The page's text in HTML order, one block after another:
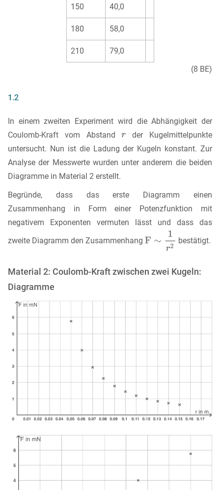
150 40,0
180 58,0
210
79,0
(8 BE)
1.2
In einem zweiten Experiment wird die Abhängigkeit der
Coulomb-Kraft vom Abstand
der Kugelmittelpunkte
untersucht. Nun ist die Ladung der Kugeln konstant. Zur
Analyse der Messwerte wurden unter anderem die beiden
Diagramme in Material 2 erstellt.
Begründe, dass das erste Diagramm einen
Zusammenhang in Form einer Potenzfunktion mit
negativem Exponenten vermuten lässt und dass das
zweite Diagramm den Zusammenhang
bestätigt.
Material 2: Coulomb-Kraft zwischen zwei Kugeln:
Diagramme